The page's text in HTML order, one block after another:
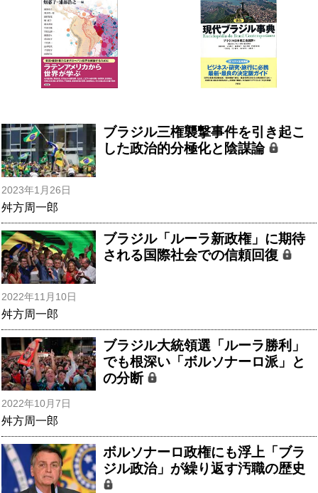
ブラジル三権襲撃事件を引き起こ
した政治的分極化と陰謀論
2023年1月26日
舛方周一郎
ブラジル「ルーラ新政権」に期待
される国際社会での信頼回復
2022年11月10日
舛方周一郎
ブラジル大統領選「ルーラ勝利」
でも根深い「ボルソナーロ派」と
の分断
2022年10月7日
舛方周一郎
ボルソナーロ政権にも浮上「ブラ
ジル政治」が繰り返す汚職の歴史